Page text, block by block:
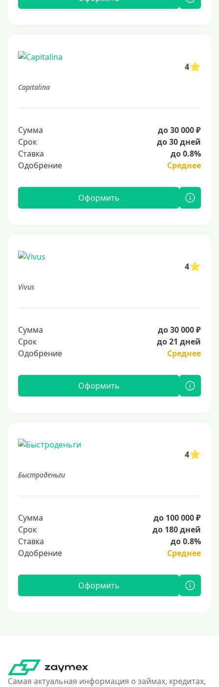
4
Capitalina
Сумма
до 30 000 ₽
Срок
до 30 дней
Ставка
до 0.8%
Одобрение
Среднее
Оформить
4
Vivus
Сумма
до 30 000 ₽
Срок
до 21 дней
Одобрение
Среднее
Оформить
4
Быстроденьги
Сумма
до 100 000 ₽
Срок
до 180 дней
Ставка
до 0.8%
Одобрение
Среднее
Оформить
Самая актуальная информация о займах, кредитах,